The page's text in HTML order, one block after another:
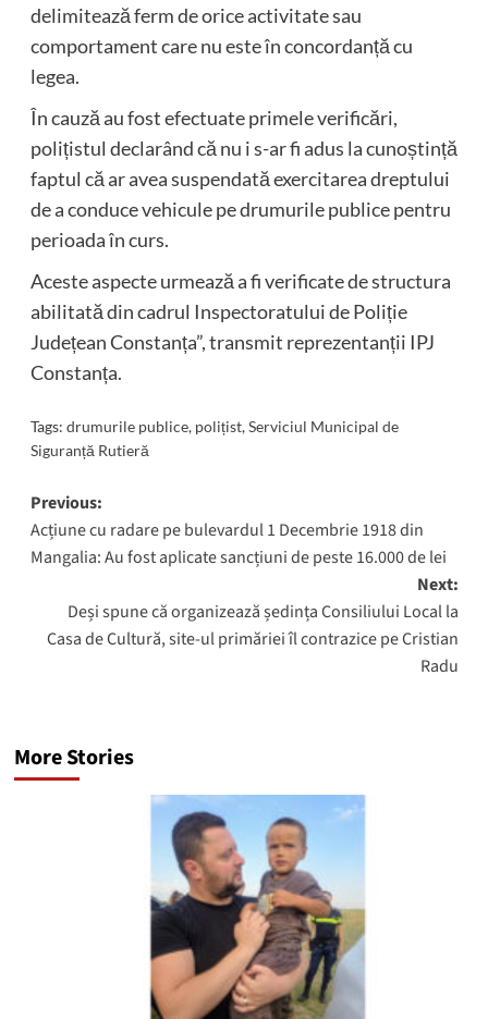
delimitează ferm de orice activitate sau
comportament care nu este în concordanță cu
legea.
În cauză au fost efectuate primele verificări,
polițistul declarând că nu i s-ar fi adus la cunoștință
faptul că ar avea suspendată exercitarea dreptului
de a conduce vehicule pe drumurile publice pentru
perioada în curs.
Aceste aspecte urmează a fi verificate de structura
abilitată din cadrul Inspectoratului de Poliție
Județean Constanța”, transmit reprezentanții IPJ
Constanța.
Tags: drumurile publice, polițist,Serviciul Municipal de
Siguranță Rutieră
Post
navigation
Previous:
Acțiune cu radare pe bulevardul 1 Decembrie 1918 din
Mangalia: Au fost aplicate sancțiuni de peste 16.000 de lei
Next:
Deși spune că organizează ședința Consiliului Local la
Casa de Cultură, site-ul primăriei îl contrazice pe Cristian
Radu
More Stories